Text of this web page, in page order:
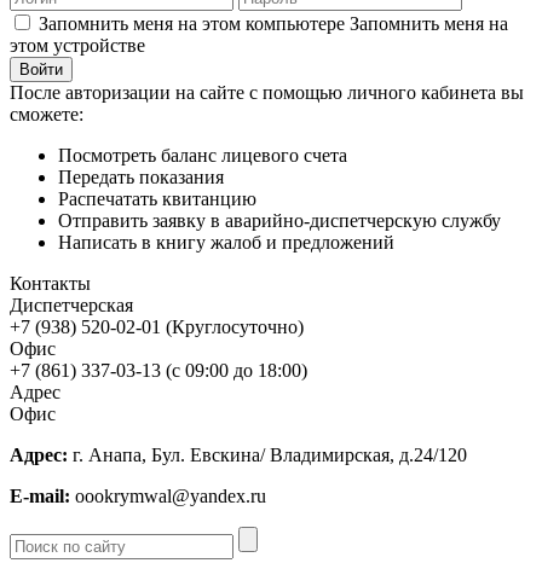
Запомнить меня на этом компьютере Запомнить меня на
этом устройстве
После авторизации на сайте с помощью личного кабинета вы
сможете:
Посмотреть баланс лицевого счета
Передать показания
Распечатать квитанцию
Отправить заявку в аварийно-диспетчерскую службу
Написать в книгу жалоб и предложений
Контакты
Диспетчерская
+7 (938) 520-02-01 (Круглосуточно)
Офис
+7 (861) 337-03-13 (с 09:00 до 18:00)
Адрес
Офис
Адрес: г. Анапа, Бул. Евскина/ Владимирская, д.24/120
E-mail: oookrymwal@yandex.ru